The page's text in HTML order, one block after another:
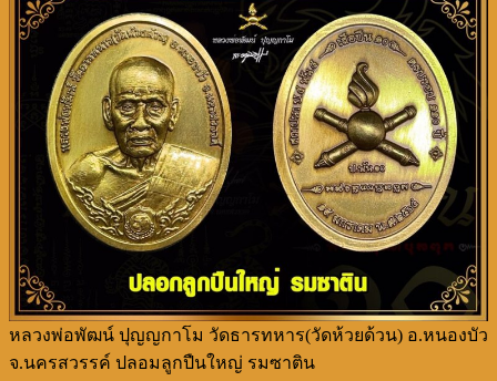
หลวงพ่อพัฒน์ ปุญญกาโม วัดธารทหาร(วัดห้วยด้วน) อ.หนองบัว
จ.นครสวรรค์ ปลอมลูกปืนใหญ่ รมซาติน